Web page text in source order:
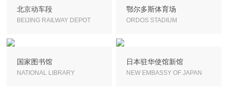
北京动车段
BEIJING RAILWAY DEPOT
鄂尔多斯体育场
ORDOS STADIUM
国家图书馆
NATIONAL LIBRARY
日本驻华使馆新馆
NEW EMBASSY OF JAPAN